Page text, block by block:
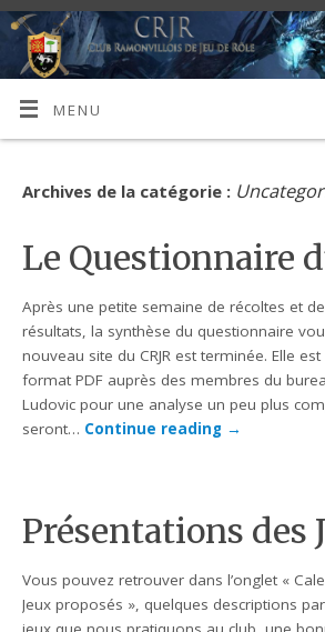
MENU
Archives de la catégorie :
Le Questionnaire
Après une petite semaine de récoltes et
résultats, la synthèse du questionnaire
nouveau site du CRJR est terminée. Elle
format PDF auprès des membres du
Ludovic pour une analyse un peu plus
seront… Continue reading →
Présentations des
Vous pouvez retrouver dans l’onglet «
Jeux proposés », quelques descriptions